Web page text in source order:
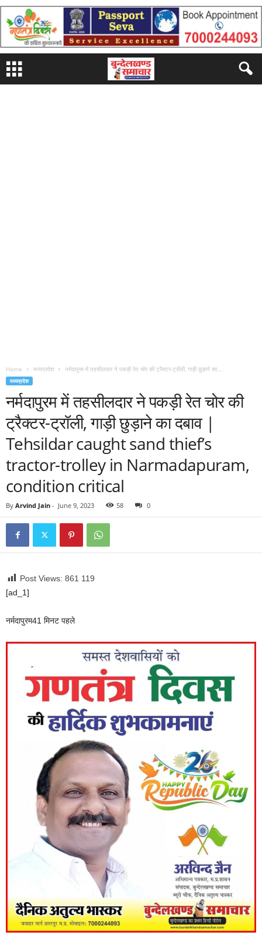
Home मध्यप्रदेश नर्मदापुरम में तहसीलदार ने पकड़ी रेत चोर की ट्रैक्टर-ट्रॉली, गाड़ी छुड़ाने का...
मध्यप्रदेश
नर्मदापुरम में तहसीलदार ने पकड़ी रेत चोर की
ट्रैक्टर-ट्रॉली, गाड़ी छुड़ाने का दबाव |
Tehsildar caught sand thief’s
tractor-trolley in Narmadapuram,
condition critical
By Arvind Jain - June 9, 2023 58 0
Post Views: 861 119
[ad_1]
नर्मदापुरम41 मिनट पहले